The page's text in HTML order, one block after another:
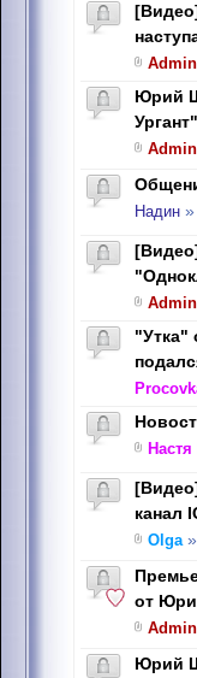
Admin
Юрий
Admin
Надин
Admin
"Утка"
Настя
канал
Olga»
от
Admin
Юрий